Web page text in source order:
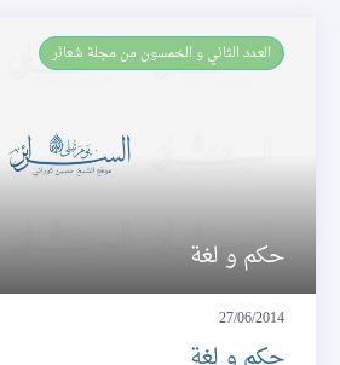
العـدد الثاني و الخمسون من مجلة شعائر
حكم و لغة
27/06/2014